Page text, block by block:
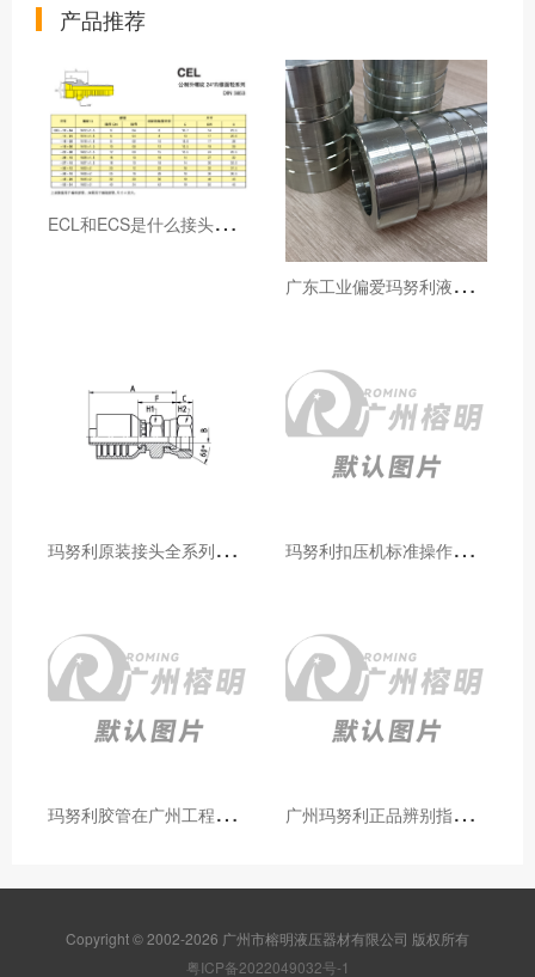
产品推荐
E
CL和ECS是什么接头，用于什么胶管或管件
广
东工业偏爱玛努利液压产品的五大原因（代理深度分析）
玛
努利原装接头全系列型号解析：广州客户选型必备指南 玛
努利扣压机标准操作流程：广州代理手把手教学（新手也能学会）
玛
努利胶管在广州工程机械领域的应用案例与效果分析 广
州玛努利正品辨别指南：如何区分原装 Manuli 胶管 / 接头 / 扣压机（代理专业版）
Copyright © 2002-2026 广州市榕明液压器材有限公司 版权所有
粤ICP备2022049032号-1